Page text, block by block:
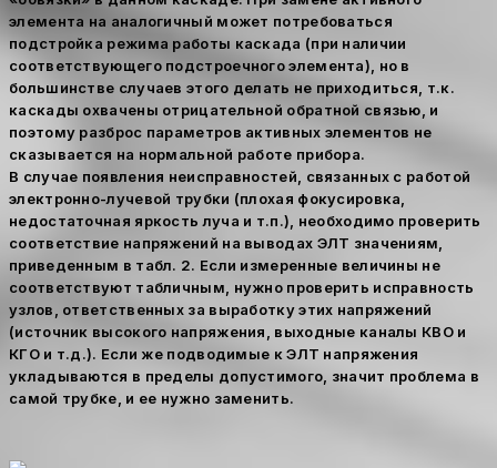
элемента на аналогичный может потребоваться
подстройка режима работы каскада (при наличии
соответствующего подстроечного элемента), но в
большинстве случаев этого делать не приходиться, т.к.
каскады охвачены отрицательной обратной связью, и
поэтому разброс параметров активных элементов не
сказывается на нормальной работе прибора.
В случае появления неисправностей, связанных с работой
электронно-лучевой трубки (плохая фокусировка,
недостаточная яркость луча и т.п.), необходимо проверить
соответствие напряжений на выводах ЭЛТ значениям,
приведенным в табл. 2. Если измеренные величины не
соответствуют табличным, нужно проверить исправность
узлов, ответственных за выработку этих напряжений
(источник высокого напряжения, выходные каналы КВО и
КГО и т.д.). Если же подводимые к ЭЛТ напряжения
укладываются в пределы допустимого, значит проблема в
самой трубке, и ее нужно заменить.